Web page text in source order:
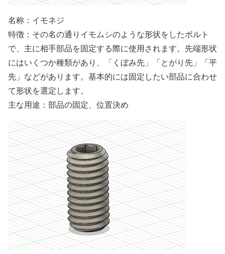
名称：イモネジ
特徴：その名の通りイモムシのような形状をしたボルト
で、主に相手部品を固定する際に使用されます。先端形状
にはいくつか種類があり、「くぼみ先」「とがり先」「平
先」などがあります。基本的には固定したい部品に合わせ
て形状を選定します。
主な用途：部品の固定、位置決め